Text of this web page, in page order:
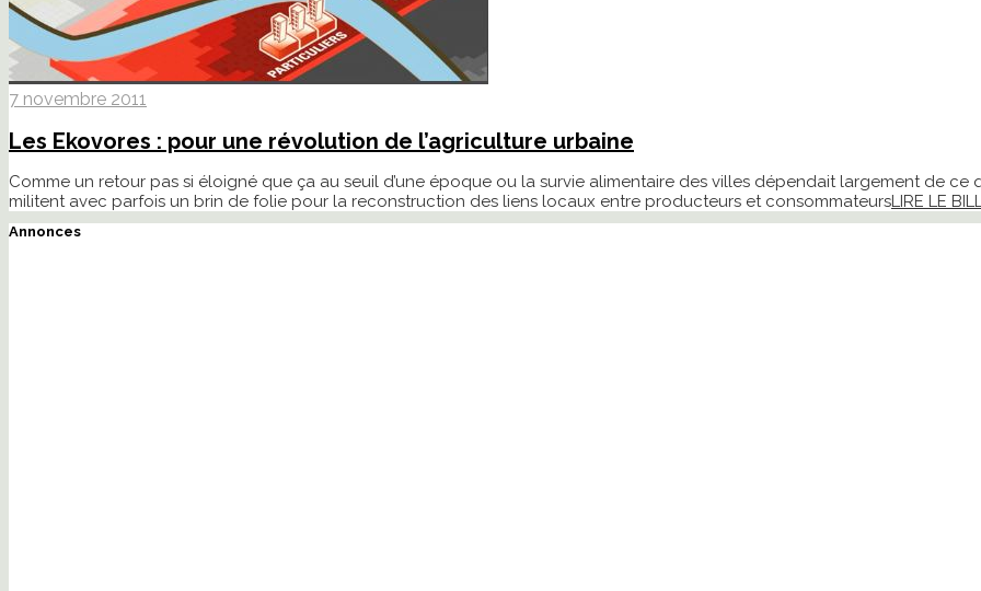
7 novembre 2011
Les Ekovores : pour une révolution de l’agriculture urbaine
Comme un retour pas si éloigné que ça au seuil d’une époque ou la survie alimentaire des villes dépendait largement de
militent avec parfois un brin de folie pour la reconstruction des liens locaux entre producteurs et consommateursLIRE LE
Annonces